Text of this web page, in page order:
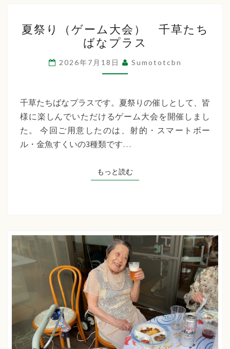
祭
り
（ゲ
ー
大
会）
千
草
ち
ス
夏祭り（ゲーム大会） 千草たち
ばなプラス
2026年7月18日 Sumototcbn
千草たちばなプラスです。夏祭りの催しとして、皆
様に楽しんでいただけるゲーム大会を開催しまし
た。 今回ご用意したのは、射的・スマートボー
ル・金魚すくいの3種類です…
もっと読むもっと読む